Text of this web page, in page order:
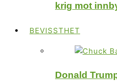
krig mot
BEVISSTHET
Donald